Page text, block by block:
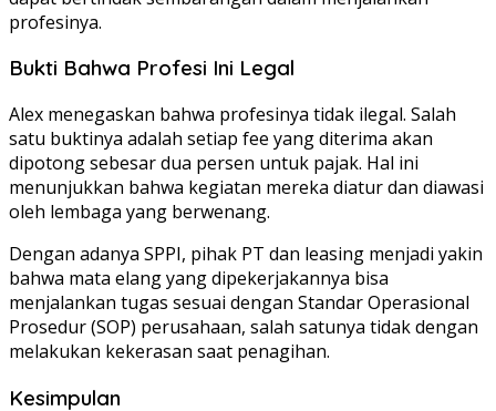
profesinya.
Bukti Bahwa Profesi Ini Legal
Alex menegaskan bahwa profesinya tidak ilegal. Salah
satu buktinya adalah setiap fee yang diterima akan
dipotong sebesar dua persen untuk pajak. Hal ini
menunjukkan bahwa kegiatan mereka diatur dan diawasi
oleh lembaga yang berwenang.
Dengan adanya SPPI, pihak PT dan leasing menjadi yakin
bahwa mata elang yang dipekerjakannya bisa
menjalankan tugas sesuai dengan Standar Operasional
Prosedur (SOP) perusahaan, salah satunya tidak dengan
melakukan kekerasan saat penagihan.
Kesimpulan